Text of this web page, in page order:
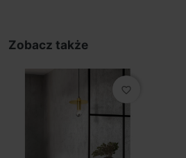
Zobacz także
favorite_border